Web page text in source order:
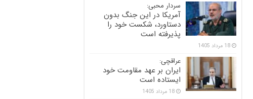
سردار محبی:
آمریکا در این جنگ بدون
دستاورد، شکست خود را
پذیرفته است
18 مرداد 1405
عراقچی:
ایران بر عهد مقاومت خود
ایستاده است
18 مرداد 1405